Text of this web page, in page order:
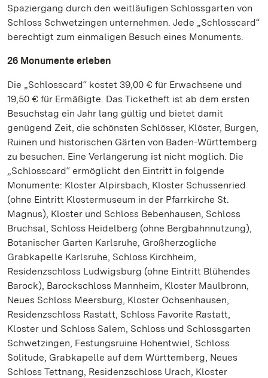
Spaziergang durch den weitläufigen Schlossgarten von
Schloss Schwetzingen unternehmen. Jede „Schlosscard“
berechtigt zum einmaligen Besuch eines Monuments.
26 Monumente erleben
Die „Schlosscard“ kostet 39,00 € für Erwachsene und
19,50 € für Ermäßigte. Das Ticketheft ist ab dem ersten
Besuchstag ein Jahr lang gültig und bietet damit
genügend Zeit, die schönsten Schlösser, Klöster, Burgen,
Ruinen und historischen Gärten von Baden-Württemberg
zu besuchen. Eine Verlängerung ist nicht möglich. Die
„Schlosscard“ ermöglicht den Eintritt in folgende
Monumente: Kloster Alpirsbach, Kloster Schussenried
(ohne Eintritt Klostermuseum in der Pfarrkirche St.
Magnus), Kloster und Schloss Bebenhausen, Schloss
Bruchsal, Schloss Heidelberg (ohne Bergbahnnutzung),
Botanischer Garten Karlsruhe, Großherzogliche
Grabkapelle Karlsruhe, Schloss Kirchheim,
Residenzschloss Ludwigsburg (ohne Eintritt Blühendes
Barock), Barockschloss Mannheim, Kloster Maulbronn,
Neues Schloss Meersburg, Kloster Ochsenhausen,
Residenzschloss Rastatt, Schloss Favorite Rastatt,
Kloster und Schloss Salem, Schloss und Schlossgarten
Schwetzingen, Festungsruine Hohentwiel, Schloss
Solitude, Grabkapelle auf dem Württemberg, Neues
Schloss Tettnang, Residenzschloss Urach, Kloster